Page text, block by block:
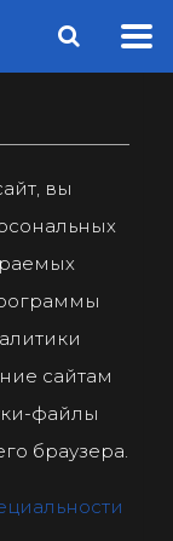
вы
сайтам
файлы
браузера.